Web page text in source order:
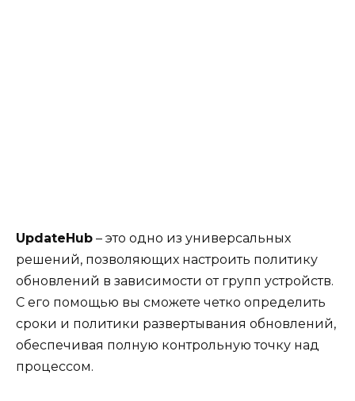
UpdateHub – это одно из универсальных
решений, позволяющих настроить политику
обновлений в зависимости от групп устройств.
С его помощью вы сможете четко определить
сроки и политики развертывания обновлений,
обеспечивая полную контрольную точку над
процессом.